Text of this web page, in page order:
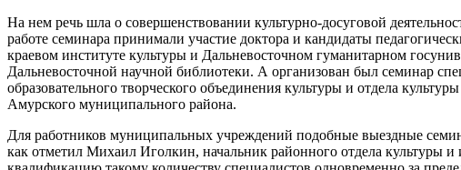
На нем речь шла о совершенствовании культурно-досуговой
работе семинара принимали участие доктора и кандидаты
краевом институте культуры и Дальневосточном гуманитарном
Дальневосточной научной библиотеки. А организован был семинар
образовательного творческого объединения культуры и отдела
Амурского муниципального района.
Для работников муниципальных учреждений подобные выездные
как отметил Михаил Иголкин, начальник районного отдела культуры и